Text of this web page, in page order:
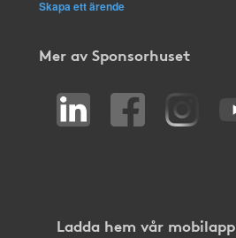
Skapa ett ärende
Mer av Sponsorhuset
Ladda hem vår mobilapp